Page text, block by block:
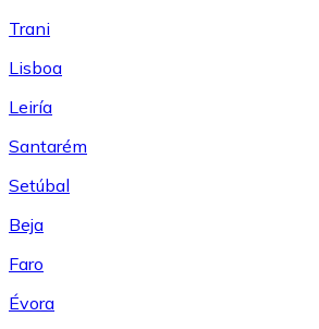
Trani
Lisboa
Leiría
Santarém
Setúbal
Beja
Faro
Évora